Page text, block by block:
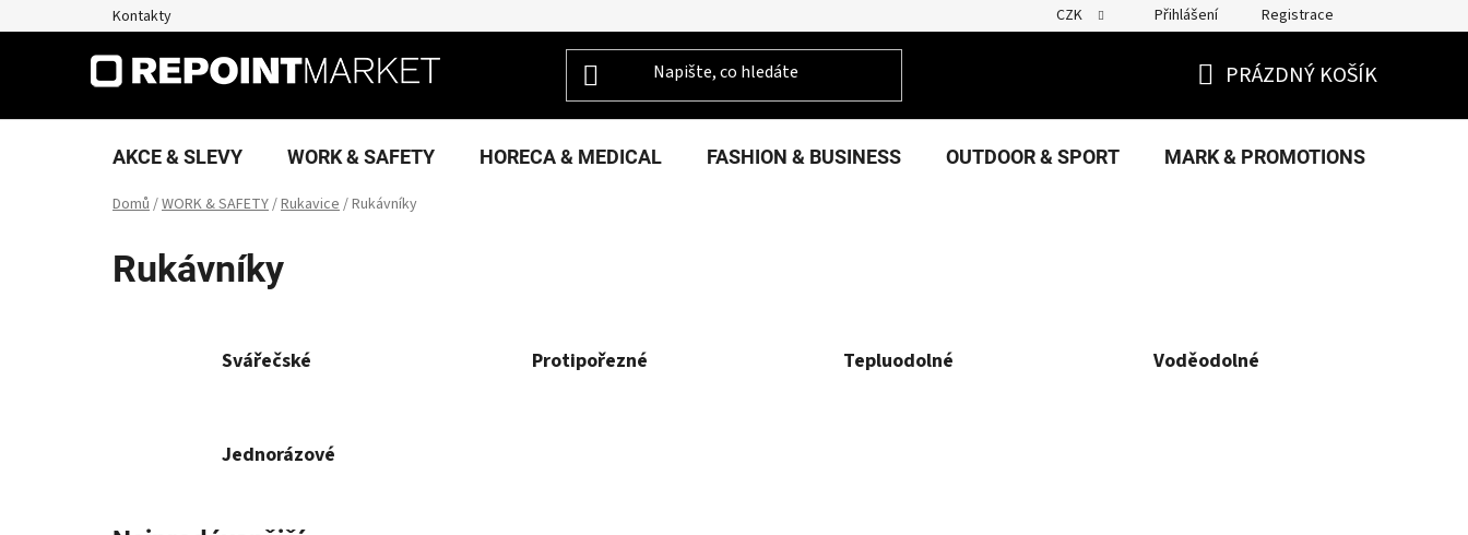
na
Kontakty CZK Přihlášení Registrace
KOŠÍK
PRÁZDNÝ KOŠÍK
AKCE & SLEVY WORK & SAFETY HORECA & MEDICAL FASHION & BUSINESS OUTDOOR & SPORT MARK & PROMOTIONS
Domů/WORK & SAFETY/Rukavice/Rukávníky
Rukávníky
Svářečské Protipořezné Tepluodolné Voděodolné
Jednorázové